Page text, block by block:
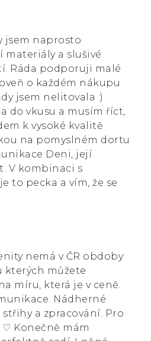
je 5 z 5 hvězdiček.
jsem naprosto
materiály a slušivé
Ráda podporuji malé
o každém nákupu
jsem nelitovala :)
do vkusu a musím říct,
k vysoké kvalitě
na pomyslném dortu
Deni, její
V kombinaci s
to pecka a vím, že se
je 5 z 5 hvězdiček.
nemá v ČR obdoby
kterých můžete
míru, která je v ceně.
Nádherné
a zpracování. Pro
Konečně mám